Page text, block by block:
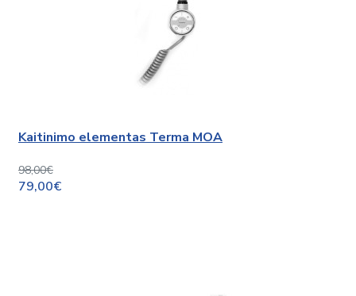
Kaitinimo elementas Terma MOA
98,00€
79,00€